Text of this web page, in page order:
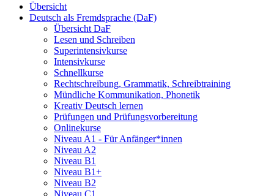
Übersicht
Deutsch als Fremdsprache (DaF)
Übersicht DaF
Lesen und Schreiben
Superintensivkurse
Intensivkurse
Schnellkurse
Rechtschreibung, Grammatik, Schreibtraining
Mündliche Kommunikation, Phonetik
Kreativ Deutsch lernen
Prüfungen und Prüfungsvorbereitung
Onlinekurse
Niveau A1 - Für Anfänger*innen
Niveau A2
Niveau B1
Niveau B1+
Niveau B2
Niveau C1